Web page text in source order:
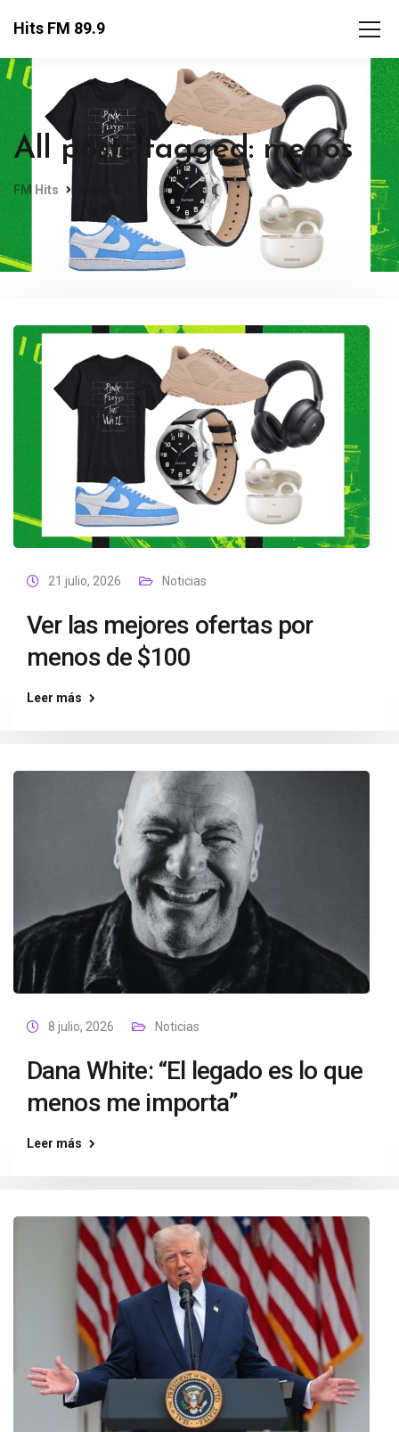
Hits FM 89.9
All posts tagged: menos
FM Hits
21 julio, 2026 Noticias
Ver las mejores ofertas por
menos de $100
Leer más
8 julio, 2026 Noticias
Dana White: “El legado es lo que
menos me importa”
Leer más